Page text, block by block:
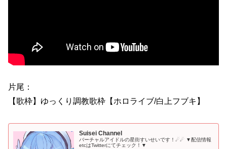
片尾：
【歌枠】ゆっくり調教歌枠【ホロライブ/白上フブキ】
Suisei Channel
バーチャルアイドルの星街すいせいです！☄☄ ▼配信情報
etcはTwitterにてチェック！▼